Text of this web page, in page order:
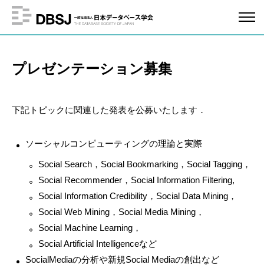
プレゼンテーション募集
下記トピックに関連した発表を公募いたします．
ソーシャルコンピューティングの理論と実際
Social Search，Social Bookmarking，Social Tagging，
Social Recommender，Social Information Filtering,
Social Information Credibility，Social Data Mining，
Social Web Mining，Social Media Mining，
Social Machine Learning，
Social Artificial Intelligenceなど
SocialMediaの分析や新規Social Mediaの創出など